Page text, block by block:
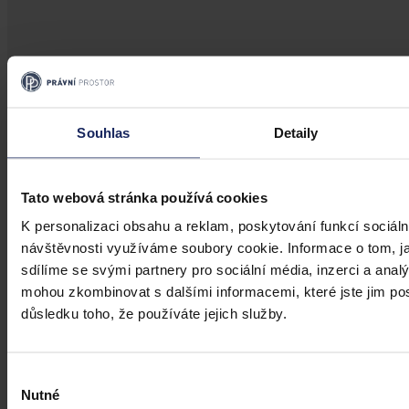
Souhlas Detaily
Tato webová stránka používá cookies
K personalizaci obsahu a reklam, poskytování funkcí
návštěvnosti využíváme soubory cookie. Informace o tom,
sdílíme se svými partnery pro sociální média, inzerci a
mohou zkombinovat s dalšími informacemi, které jste jim
důsledku toho, že používáte jejich služby.
souhlasu
Nutné
Kdy je možné sáhnout po jinak
Tento článek shrnuje nedávný rozsudek Evropského soudu pro
lidská práva (ESLP) v kauze Mortensen proti Dánsku, který může
sehrát roli v dalším řešení obdobných případů na ochranu osobnosti,
zejména pokud se jedná o působení na sociálních sítích,
předchozího jednání poškozeného a reálných základů pro hodnotící
úsudek.
Kolektiv autorů • 3. srpna 2026, 07:37